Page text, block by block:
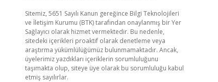
Sitemiz, 5651 Sayılı Kanun gereğince Bilgi Teknolojileri
ve İletişim Kurumu (BTK) tarafından onaylanmış bir Yer
Sağlayıcı olarak hizmet vermektedir. Bu nedenle,
sitedeki içerikleri proaktif olarak denetleme veya
araştırma yükümlülüğümüz bulunmamaktadır. Ancak,
üyelerimiz yazdıkları içeriklerin sorumluluğunu
taşımakta olup, siteye üye olarak bu sorumluluğu kabul
etmiş sayılırlar.